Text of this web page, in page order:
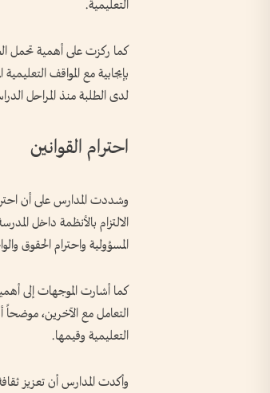
التعليمية.
كما ركزت على أهمية تحمل
بإيجابية مع المواقف
لدى الطلبة منذ المراحل
احترام القوانين
وشددت المدارس على أن
الالتزام بالأنظمة داخل
المسؤولية واحترام الحقوق
كما أشارت الموجهات إلى
التعامل مع الآخرين، موضحاً
التعليمية وقيمها.
وأكدت المدارس أن تعزيز